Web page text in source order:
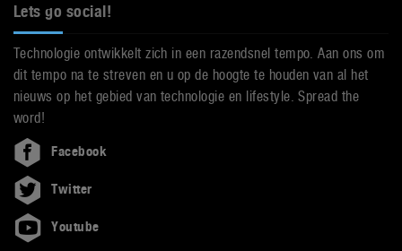
Lets go social!
Technologie ontwikkelt zich in een razendsnel tempo. Aan ons om
dit tempo na te streven en u op de hoogte te houden van al het
nieuws op het gebied van technologie en lifestyle. Spread the
word!
Facebook
Twitter
Youtube